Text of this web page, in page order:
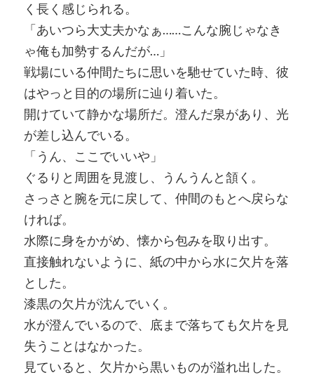
く長く感じられる。
「あいつら大丈夫かなぁ……こんな腕じゃなき
ゃ俺も加勢するんだが…」
戦場にいる仲間たちに思いを馳せていた時、彼
はやっと目的の場所に辿り着いた。
開けていて静かな場所だ。澄んだ泉があり、光
が差し込んでいる。
「うん、ここでいいや」
ぐるりと周囲を見渡し、うんうんと頷く。
さっさと腕を元に戻して、仲間のもとへ戻らな
ければ。
水際に身をかがめ、懐から包みを取り出す。
直接触れないように、紙の中から水に欠片を落
とした。
漆黒の欠片が沈んでいく。
水が澄んでいるので、底まで落ちても欠片を見
失うことはなかった。
見ていると、欠片から黒いものが溢れ出した。